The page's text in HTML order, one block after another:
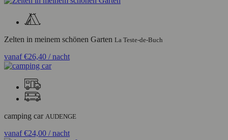
Zelten in meinem schönen Garten La Teste-de-Buch
vanaf€26,40 / nacht
camping car AUDENGE
vanaf€24,00 / nacht